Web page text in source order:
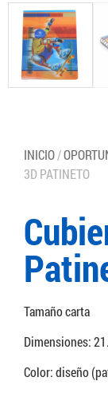
INICIO/
3D PATINETO
Tamaño carta
Dimensiones:
Color: diseño